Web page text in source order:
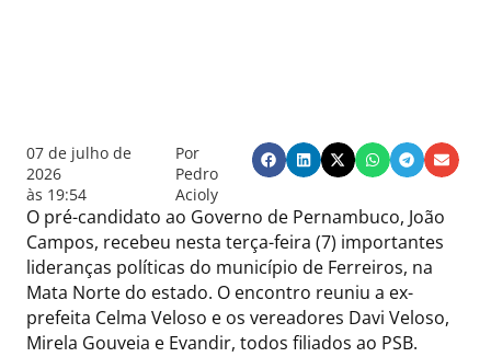
07 de julho de
2026
às 19:54
Por
Pedro
Acioly
O pré-candidato ao Governo de Pernambuco, João
Campos, recebeu nesta terça-feira (7) importantes
lideranças políticas do município de Ferreiros, na
Mata Norte do estado. O encontro reuniu a ex-
prefeita Celma Veloso e os vereadores Davi Veloso,
Mirela Gouveia e Evandir, todos filiados ao PSB.